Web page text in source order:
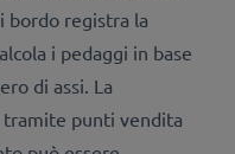
bordo registra la
i pedaggi in base
di assi. La
punti vendita